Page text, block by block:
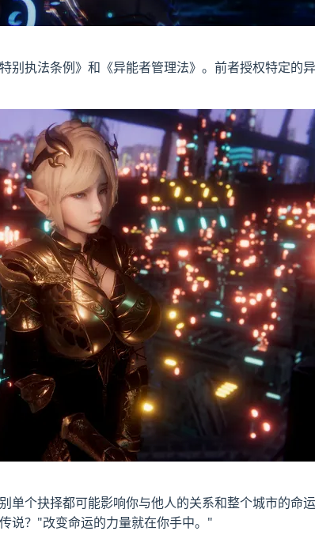
执法条例》和《异能者管理法》。前者授权特定的
个抉择都可能影响你与他人的关系和整个城市的命
说？"改变命运的力量就在你手中。"